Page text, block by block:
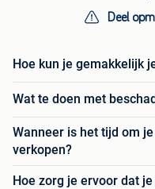
Deel
Hoe kun je gemakkelijk
Wat te doen met
Wanneer is het tijd om
verkopen?
Hoe zorg je ervoor dat